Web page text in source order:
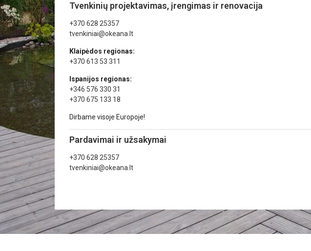
Tvenkinių projektavimas, įrengimas ir renovacija
+370 628 25357
tvenkiniai@okeana.lt
Klaipėdos regionas:
+370 613 53 311
Ispanijos regionas:
+346 576 330 31
+370 675 133 18
Dirbame visoje Europoje!
Pardavimai ir užsakymai
+370 628 25357
tvenkiniai@okeana.lt